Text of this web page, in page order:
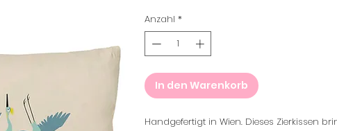
Anzahl *
In den Warenkorb
Handgefertigt in Wien. Dieses Zierkissen